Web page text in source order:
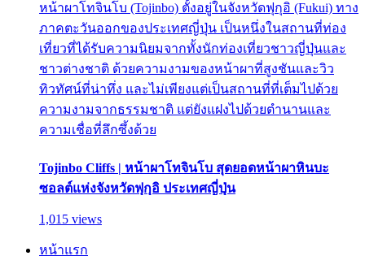
หน้าผาโทจินโบ (Tojinbo) ตั้งอยู่ในจังหวัดฟุกุอิ (Fukui) ทาง
ภาคตะวันออกของประเทศญี่ปุ่น เป็นหนึ่งในสถานที่ท่อง
เที่ยวที่ได้รับความนิยมจากทั้งนักท่องเที่ยวชาวญี่ปุ่นและ
ชาวต่างชาติ ด้วยความงามของหน้าผาที่สูงชันและวิว
ทิวทัศน์ที่น่าทึ่ง และไม่เพียงแต่เป็นสถานที่ที่เต็มไปด้วย
ความงามจากธรรมชาติ แต่ยังแฝงไปด้วยตำนานและ
ความเชื่อที่ลึกซึ้งด้วย
Tojinbo Cliffs | หน้าผาโทจินโบ สุดยอดหน้าผาหินบะ
ซอลต์แห่งจังหวัดฟุกุอิ ประเทศญี่ปุ่น
1,015 views
หน้าแรก